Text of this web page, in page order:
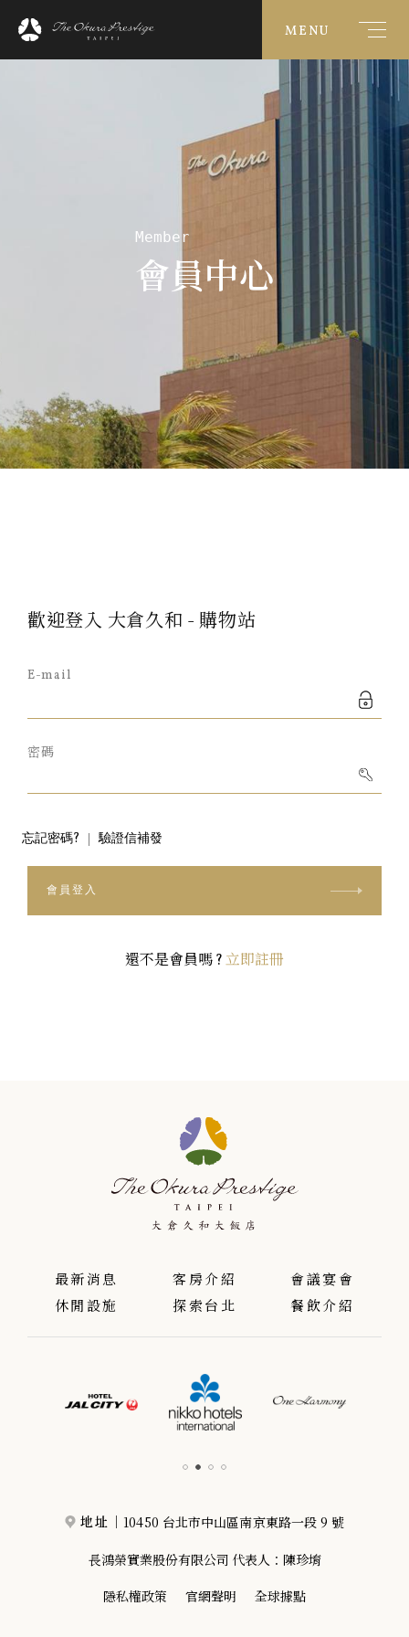
MENU
Member
會員中心
歡迎登入 大倉久和 - 購物站
E-mail
密碼
忘記密碼? 驗證信補發
會員登入
還不是會員嗎 ?立即註冊
最新消息 客房介紹
會議宴會
休閒設施
探索台北 餐飲介紹
地址｜ 10450 台北市中山區南京東路一段 9 號
長鴻榮實業股份有限公司 代表人：陳珍堉
隱私權政策 官網聲明 全球據點